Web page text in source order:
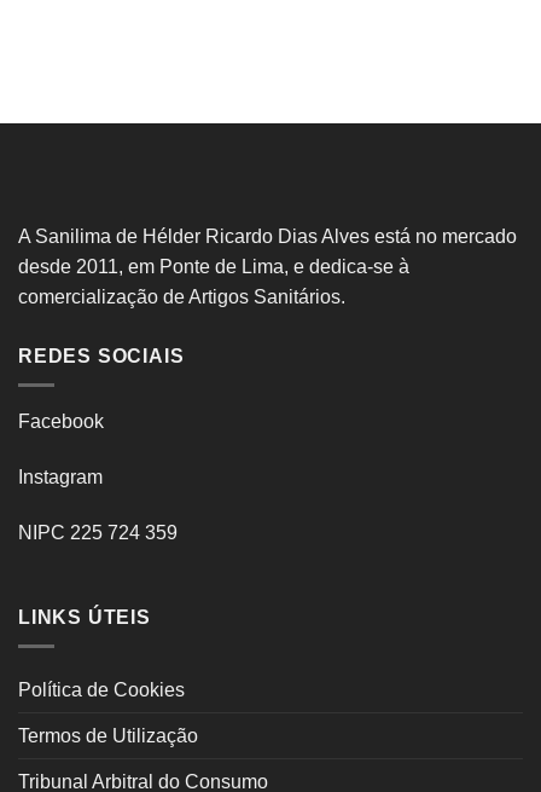
A Sanilima de Hélder Ricardo Dias Alves está no mercado
desde 2011, em Ponte de Lima, e dedica-se à
comercialização de Artigos Sanitários.
REDES SOCIAIS
Facebook
Instagram
NIPC 225 724 359
LINKS ÚTEIS
Política de Cookies
Termos de Utilização
Tribunal Arbitral do Consumo